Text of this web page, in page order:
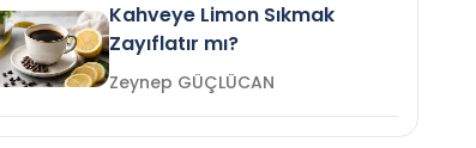
Kahveye Limon Sıkmak
Zayıflatır mı?
Zeynep GÜÇLÜCAN